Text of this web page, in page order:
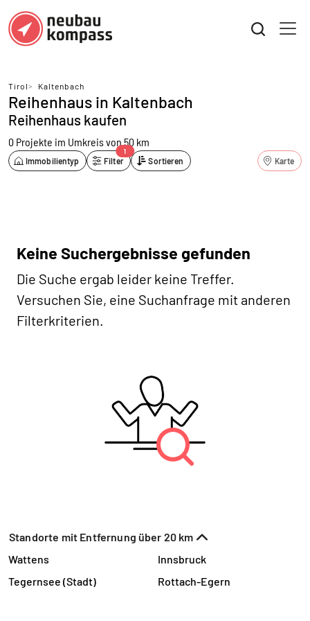
Tirol> Kaltenbach
Reihenhaus in Kaltenbach
Reihenhaus kaufen
0 Projekte im Umkreis von 50 km
Immobilientyp Filter
1
Sortieren Karte
Keine Suchergebnisse gefunden
Die Suche ergab leider keine Treffer.
Versuchen Sie, eine Suchanfrage mit anderen
Filterkriterien.
Standorte mit Entfernung über 20 km
Wattens
Innsbruck
Tegernsee (Stadt)
Rottach-Egern